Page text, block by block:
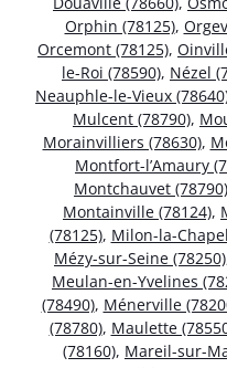
Orphin (78125),
Orcemont (78125),
le-Roi (78590), Nézel
Neauphle-le-Vieux
Mulcent (78790),
Morainvilliers (78630),
Montfort-l’Amaury
Montchauvet (78790)
Montainville (78124),
(78125), Milon-la-
Mézy-sur-Seine (78250)
Meulan-en-Yvelines
(78490), Ménerville
(78780), Maulette
(78160), Mareil-sur-